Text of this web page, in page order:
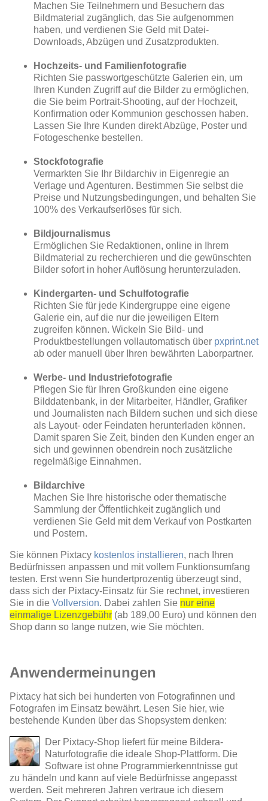
Machen Sie Teilnehmern und Besuchern das
Bildmaterial zugänglich, das Sie aufgenommen
haben, und verdienen Sie Geld mit Datei-
Downloads, Abzügen und Zusatzprodukten.
Hochzeits- und Familienfotografie
Richten Sie passwortgeschützte Galerien ein, um
Ihren Kunden Zugriff auf die Bilder zu ermöglichen,
die Sie beim Portrait-Shooting, auf der Hochzeit,
Konfirmation oder Kommunion geschossen haben.
Lassen Sie Ihre Kunden direkt Abzüge, Poster und
Fotogeschenke bestellen.
Stockfotografie
Vermarkten Sie Ihr Bildarchiv in Eigenregie an
Verlage und Agenturen. Bestimmen Sie selbst die
Preise und Nutzungsbedingungen, und behalten Sie
100% des Verkaufserlöses für sich.
Bildjournalismus
Ermöglichen Sie Redaktionen, online in Ihrem
Bildmaterial zu recherchieren und die gewünschten
Bilder sofort in hoher Auflösung herunterzuladen.
Kindergarten- und Schulfotografie
Richten Sie für jede Kindergruppe eine eigene
Galerie ein, auf die nur die jeweiligen Eltern
zugreifen können. Wickeln Sie Bild- und
Produktbestellungen vollautomatisch über pxprint.net
ab oder manuell über Ihren bewährten Laborpartner.
Werbe- und Industriefotografie
Pflegen Sie für Ihren Großkunden eine eigene
Bilddatenbank, in der Mitarbeiter, Händler, Grafiker
und Journalisten nach Bildern suchen und sich diese
als Layout- oder Feindaten herunterladen können.
Damit sparen Sie Zeit, binden den Kunden enger an
sich und gewinnen obendrein noch zusätzliche
regelmäßige Einnahmen.
Bildarchive
Machen Sie Ihre historische oder thematische
Sammlung der Öffentlichkeit zugänglich und
verdienen Sie Geld mit dem Verkauf von Postkarten
und Postern.
Sie können Pixtacy kostenlos installieren, nach Ihren
Bedürfnissen anpassen und mit vollem Funktionsumfang
testen. Erst wenn Sie hundertprozentig überzeugt sind,
dass sich der Pixtacy-Einsatz für Sie rechnet, investieren
Sie in die Vollversion. Dabei zahlen Sie nur eine
einmalige Lizenzgebühr (ab 189,00 Euro) und können den
Shop dann so lange nutzen, wie Sie möchten.
Anwendermeinungen
Pixtacy hat sich bei hunderten von Fotografinnen und
Fotografen im Einsatz bewährt. Lesen Sie hier, wie
bestehende Kunden über das Shopsystem denken:
Der Pixtacy-Shop liefert für meine Bildera-
Naturfotografie die ideale Shop-Plattform. Die
Software ist ohne Programmierkenntnisse gut
zu händeln und kann auf viele Bedürfnisse angepasst
werden. Seit mehreren Jahren vertraue ich diesem